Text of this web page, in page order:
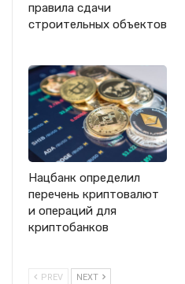
правила сдачи
строительных объектов
Нацбанк определил
перечень криптовалют
и операций для
криптобанков
PREV NEXT